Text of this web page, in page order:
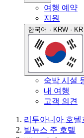
여행 예약
지원
한국어 · KRW · KR
숙박 시설
내 여행
고객 의견
리투아니아 호텔
빌뉴스 주 호텔